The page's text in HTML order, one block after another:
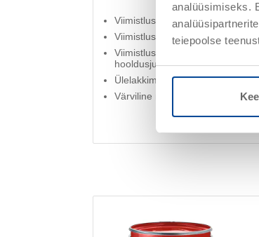
analüüsimiseks.
teiepoolse
Viimistluskiht Remmersi Deck
Viimistluskiht Remmersi Deck
Viimistluskiht Remmersi Deck
hooldusjuhistest (2016.a
Ülelakkimine
Värviline rulliga pealekantav